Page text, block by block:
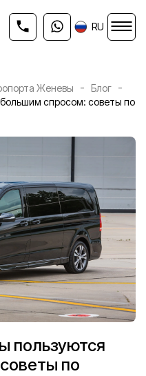
RU
Женевы - Блог -
спросом: советы по
пользуются
по